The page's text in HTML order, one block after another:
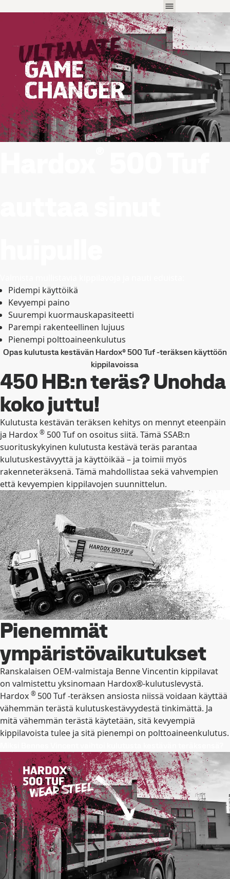
Pidempi käyttöikä
Kevyempi paino
Suurempi kuormauskapasiteetti
Parempi rakenteellinen lujuus
Pienempi polttoaineenkulutus
Opas kulutusta kestävän Hardox® 500 Tuf -teräksen käyttöön
kippilavoissa
450 HB:n teräs? Unohda
koko juttu!
Kulutusta kestävän teräksen kehitys on mennyt eteenpäin
ja Hardox ® 500 Tuf on osoitus siitä. Tämä SSAB:n
suorituskykyinen kulutusta kestävä teräs parantaa
kulutuskestävyyttä ja käyttöikää – ja toimii myös
rakenneteräksenä. Tämä mahdollistaa sekä vahvempien
että kevyempien kippilavojen suunnittelun.
Pienemmät
ympäristövaikutukset
Ranskalaisen OEM-valmistaja Benne Vincentin kippilavat
on valmistettu yksinomaan Hardox®-kulutuslevystä.
Hardox ® 500 Tuf -teräksen ansiosta niissä voidaan käyttää
vähemmän terästä kulutuskestävyydestä tinkimättä. Ja
mitä vähemmän terästä käytetään, sitä kevyempiä
kippilavoista tulee ja sitä pienempi on polttoaineenkulutus.